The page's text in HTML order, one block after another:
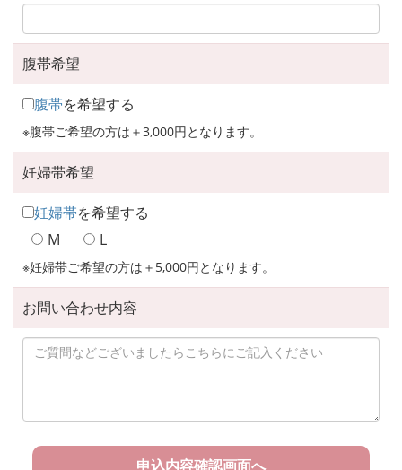
腹帯希望
腹帯を希望する
※腹帯ご希望の方は＋3,000円となります。
妊婦帯希望
妊婦帯を希望する
M
L
※妊婦帯ご希望の方は＋5,000円となります。
お問い合わせ内容